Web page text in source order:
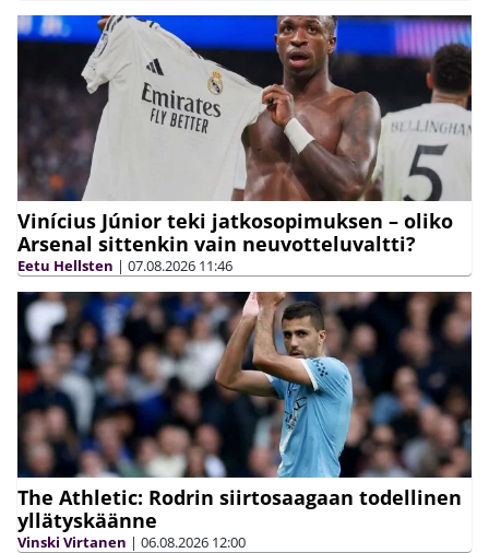
Vinícius Júnior teki jatkosopimuksen – oliko
Arsenal sittenkin vain neuvotteluvaltti?
Eetu Hellsten | 07.08.2026 11:46
The Athletic: Rodrin siirtosaagaan todellinen
yllätyskäänne
Vinski Virtanen | 06.08.2026 12:00